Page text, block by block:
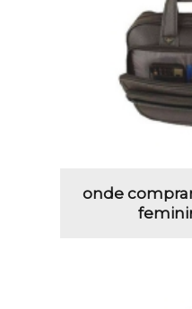
onde